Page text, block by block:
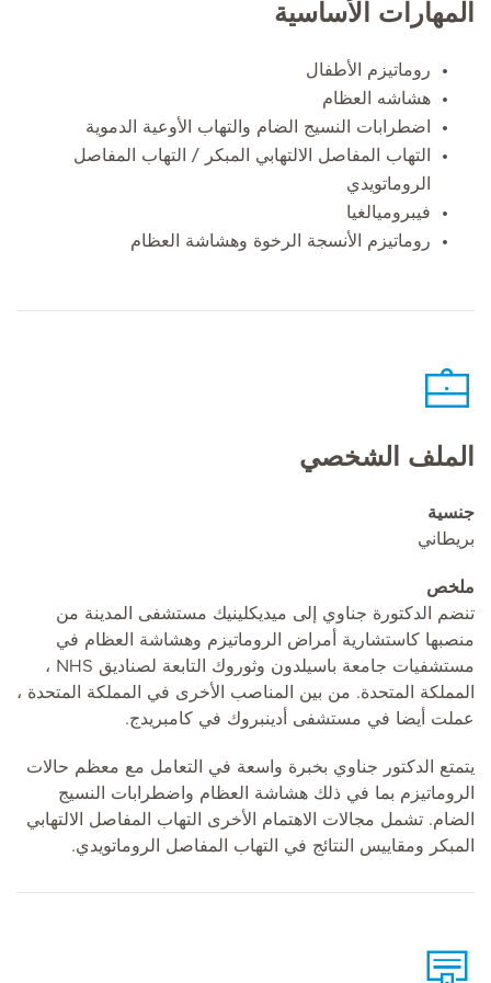
المهارات الأساسية
روماتيزم الأطفال
هشاشه العظام
اضطرابات النسيج الضام والتهاب الأوعية الدموية
التهاب المفاصل الالتهابي المبكر / التهاب المفاصل
الروماتويدي
فيبروميالغيا
روماتيزم الأنسجة الرخوة وهشاشة العظام
الملف الشخصي
جنسية
بريطاني
ملخص
تنضم الدكتورة جناوي إلى ميديكلينيك مستشفى المدينة من
منصبها كاستشارية أمراض الروماتيزم وهشاشة العظام في
مستشفيات جامعة باسيلدون وثوروك التابعة لصناديق NHS ،
المملكة المتحدة. من بين المناصب الأخرى في المملكة المتحدة ،
عملت أيضا في مستشفى أدينبروك في كامبريدج.
يتمتع الدكتور جناوي بخبرة واسعة في التعامل مع معظم حالات
الروماتيزم بما في ذلك هشاشة العظام واضطرابات النسيج
الضام. تشمل مجالات الاهتمام الأخرى التهاب المفاصل الالتهابي
المبكر ومقاييس النتائج في التهاب المفاصل الروماتويدي.